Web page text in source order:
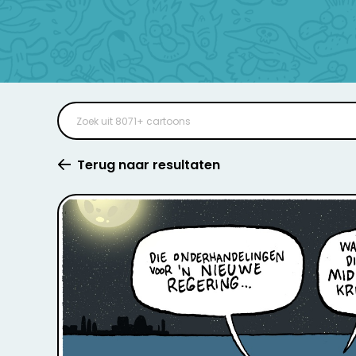
Terug naar resultaten